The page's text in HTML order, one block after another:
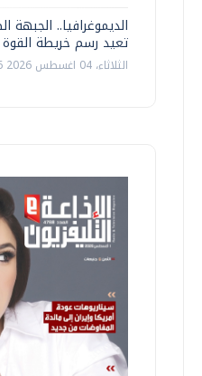
الديموغرافيا.. الجبهة
تعيد رسم خريطة القوة
الثلاثاء، 04 اغسطس 2026 10:36 ص